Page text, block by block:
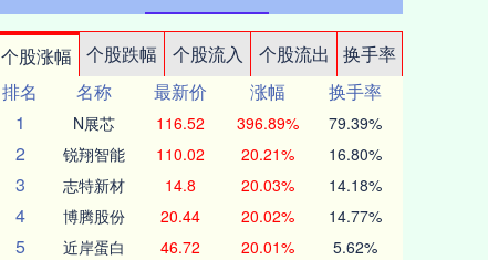
个股涨幅 个股跌幅 个股流入 个股流出
换手率
排名
名称 最新价 涨幅
换手率
1
N展芯 116.52 396.89% 79.39%
2 锐翔智能 110.02 20.21% 16.80%
3 志特新材 14.8 20.03% 14.18%
4 博腾股份 20.44 20.02% 14.77%
5 近岸蛋白 46.72 20.01% 5.62%